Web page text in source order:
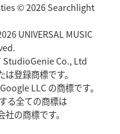
© 2026 Searchlight
UNIVERSAL MUSIC
Co., Ltd
登録商標です。
LLC の商標です。
る全ての商標は
の商標です。